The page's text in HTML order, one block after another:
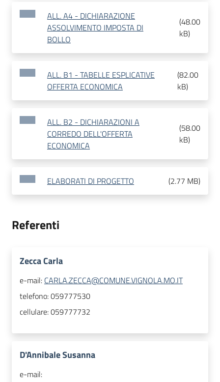
ALL. A4 - DICHIARAZIONE
ASSOLVIMENTO IMPOSTA DI
BOLLO
(48.00
kB)
ALL. B1 - TABELLE ESPLICATIVE
OFFERTA ECONOMICA
(82.00
kB)
ALL. B2 - DICHIARAZIONI A
CORREDO DELL'OFFERTA
ECONOMICA
(58.00
kB)
ELABORATI DI PROGETTO (2.77 MB)
Referenti
Zecca Carla
e-mail: CARLA.ZECCA@COMUNE.VIGNOLA.MO.IT
telefono:059777530
cellulare:059777732
D'Annibale Susanna
e-mail: